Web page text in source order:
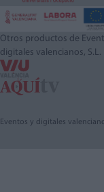
Otros productos de
digitales valencianos, S.L.
Eventos y digitales